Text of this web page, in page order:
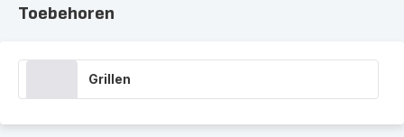
Toebehoren
Grillen